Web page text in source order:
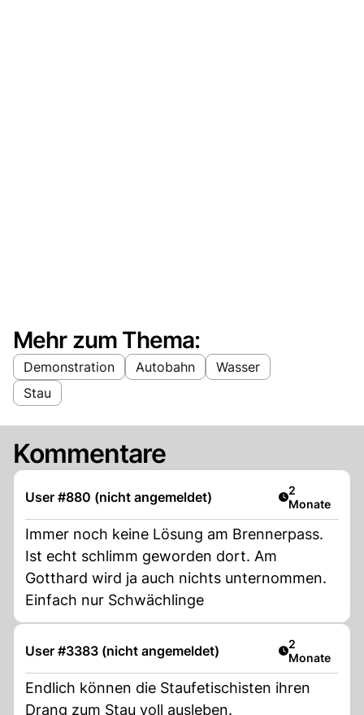
Mehr zum Thema:
Demonstration Autobahn
Wasser
Stau
Kommentare
User #880 (nicht angemeldet) Artikel
2
Monate
Immer noch keine Lösung am Brennerpass.
Ist echt schlimm geworden dort. Am
Gotthard wird ja auch nichts unternommen.
Einfach nur Schwächlinge
User #3383 (nicht angemeldet) Artikel
2
Monate
Endlich können die Staufetischisten ihren
Drang zum Stau voll ausleben.